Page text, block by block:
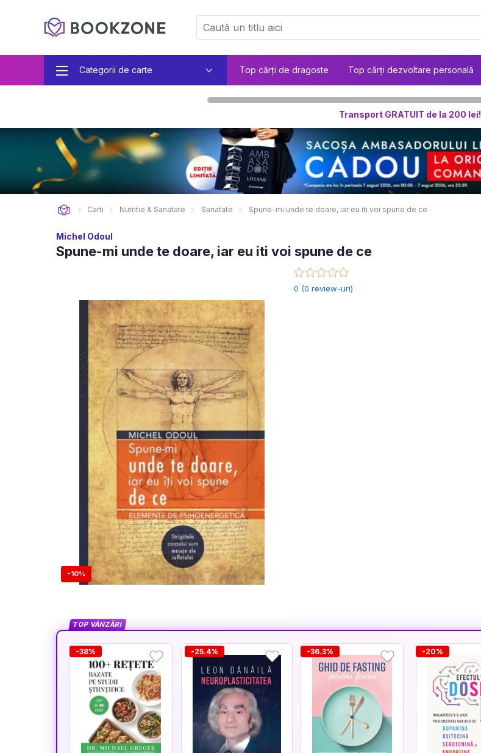
Categorii de carte Top cărți de dragoste Top cărți dezvoltare personală
Transport GRATUIT de la 200 lei!
Carti Nutritie & Sanatate Sanatate Spune-mi unde te doare, iar eu iti voi spune de ce
Michel Odoul
Spune-mi unde te doare, iar eu iti voi spune de ce
-10%
0 (0 review-uri)
TOP VÂNZĂRI
-38% -25.4% -36.3% -20%